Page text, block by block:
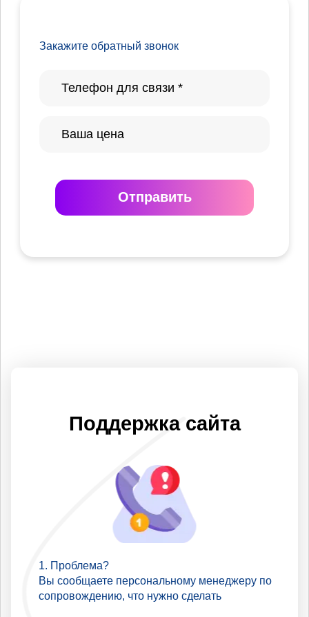
Закажите обратный звонок
Отправить
Поддержка сайта
Проблема?
Вы сообщаете персональному менеджеру по
сопровождению, что нужно сделать